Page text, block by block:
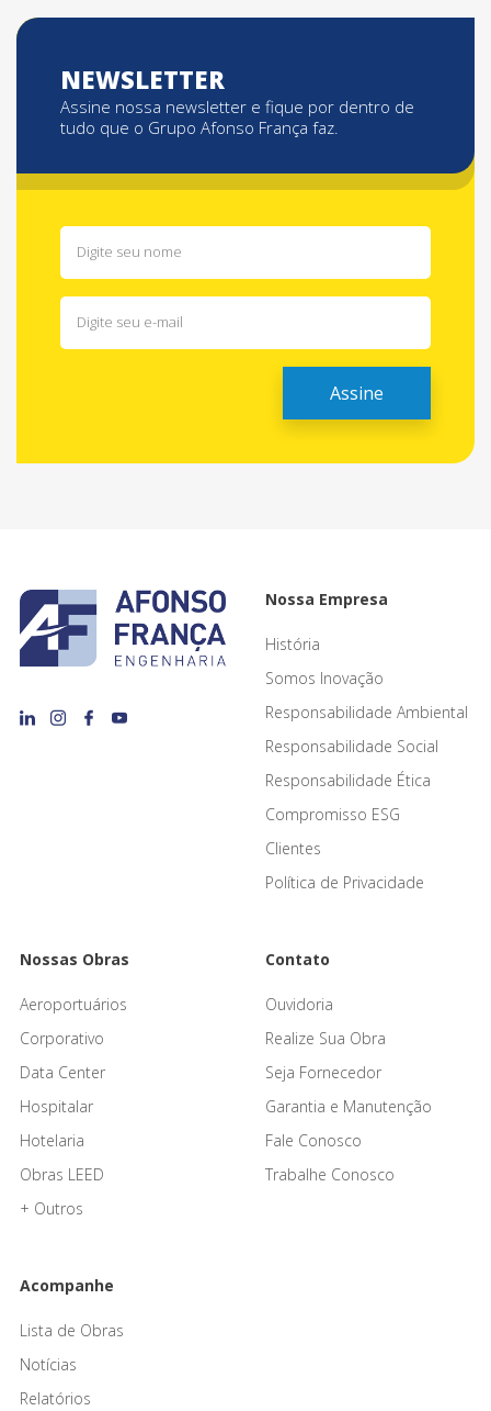
NEWSLETTER
Assine nossa newsletter e fique por dentro de
tudo que o Grupo Afonso França faz.
Nossa Empresa
História
Somos Inovação
Responsabilidade Ambiental
Responsabilidade Social
Responsabilidade Ética
Compromisso ESG
Clientes
Política de Privacidade
Nossas Obras
Aeroportuários
Corporativo
Data Center
Hospitalar
Hotelaria
Obras LEED
+ Outros
Contato
Ouvidoria
Realize Sua Obra
Seja Fornecedor
Garantia e Manutenção
Fale Conosco
Trabalhe Conosco
Acompanhe
Lista de Obras
Notícias
Relatórios